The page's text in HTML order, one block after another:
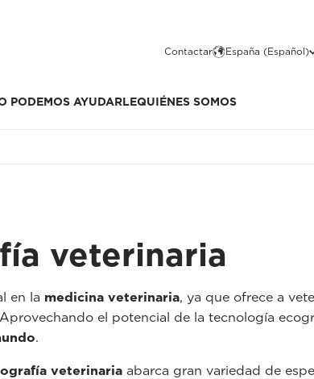
Contactar España (Español)
PODEMOS AYUDARLEQUIÉNES SOMOS
veterinaria
en la medicina veterinaria, ya que ofrece a
el potencial de la tecnología
.
veterinaria abarca gran variedad de